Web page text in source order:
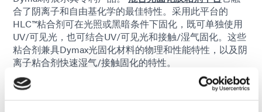
合了阴离子和自由基化学的最佳特性。采用此平台的
HLC™粘合剂可在光照或黑暗条件下固化，既可单独使用
UV/可见光，也可结合UV/可见光和接触/湿气固化。这些
粘合剂兼具Dymax光固化材料的物理和性能特性，以及阴
离子粘合剂快速湿气/接触固化的特性。
Encompass® 粘合剂采用专利的 See-Cure 颜色变化技术